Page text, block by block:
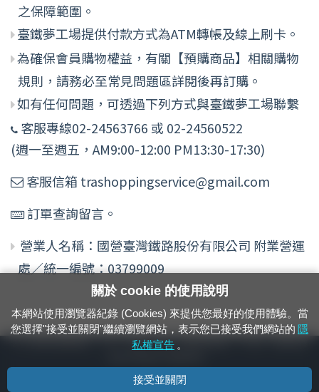
之保障範圍。
臺鐵夢工場提供付款方式為ATM轉帳及線上刷卡。
為確保會員購物權益，有關【預購商品】相關購物
規則，請務必至常見問題區詳閱後再訂購。
如有任何問題，可透過下列方式與臺鐵夢工場聯繫
客服專線02-24563766 或 02-24560522
(週一至週五，AM9:00-12:00 PM13:30-17:30)
客服信箱 trashoppingservice@gmail.com
訂單查詢留言。
營業人名稱：國營臺灣鐵路股份有限公司 附業營運
處／統一編號：03799009
24小時緊急通報電話：1933（市話、手機，僅限發現軌道、平交道、橋樑及隧
資通安全政策 著作權聲明
關於 cookie 的使用說明
本網站使用瀏覽器紀錄 (Cookies) 來提供您最好的使用體驗。當
您選擇"接受並關閉"繼續瀏覽網站，表示您已接受我們網站的 隱
私權宣告 。
接受並關閉